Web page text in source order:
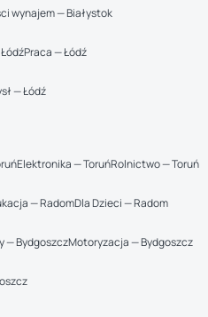
wynajem — Białystok
Praca — Łódź
— Łódź
Elektronika — ToruńRolnictwo — Toruń
— RadomDla Dzieci — Radom
— BydgoszczMotoryzacja — Bydgoszcz